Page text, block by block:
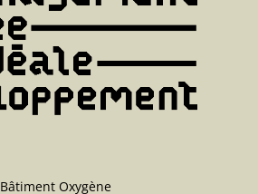
Bâtiment Oxygène